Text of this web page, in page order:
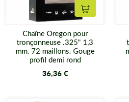
Ajouter au
Chaîne Oregon pour
tronçonneuse .325" 1,3
mm. 72 maillons. Gouge
profil demi rond
36,36 €